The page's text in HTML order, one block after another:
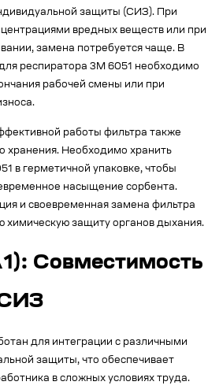
защиты (СИЗ). При
вредных веществ или при
замена потребуется чаще. В
респиратора 3М 6051 необходимо
рабочей смены или при
работы фильтра также
хранения. Необходимо хранить
в герметичной упаковке, чтобы
насыщение сорбента.
и своевременная замена фильтра
химическую защиту органов дыхания.
Совместимость
для интеграции с различными
защиты, что обеспечивает
в сложных условиях труда.